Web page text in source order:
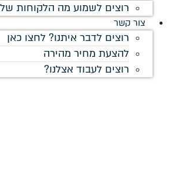
רוצים לשמוע מה הלקוחות
צור קשר
רוצים לדבר איתנו? לחצו כאן
להצעת מחיר מהירה
רוצים לעבוד אצלנו?